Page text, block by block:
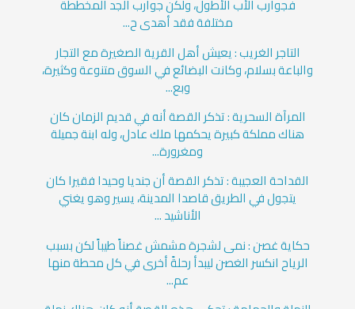
فجوارب الأب الأطول، ولكن جوارب الجد المخططة
مختلفة فقد أهدى ح...
التاجر الغريب : يعيش أهل القرية الصغيرة مع التجار
والباعة بسلام، وكانت البضائع في السوق متنوعة وكثيرة،
وبع...
المرآة السحرية : تذكر القصة أنه في قديم الزمان كان
هناك مملكة كبيرة يحكمها ملك عادل، وله ابنة جميلة
ومغرورة...
القداحة العجيبة : تذكر القصة أن جنديا وحيدا فقيرا كان
يتجول في الطريق قاصدا المدينة، يسير وهو يغني
الأناشيد ...
حكاية غصن : نمى لشجرة مشمش غصناً طيباً لكن بسبب
الرياح انكسر الغصن ليبدأ رحلةً أخرى في كل محطة منها
عم...